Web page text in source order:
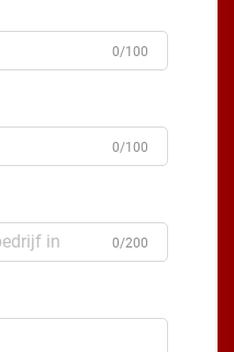
0/100
0/100
0/200